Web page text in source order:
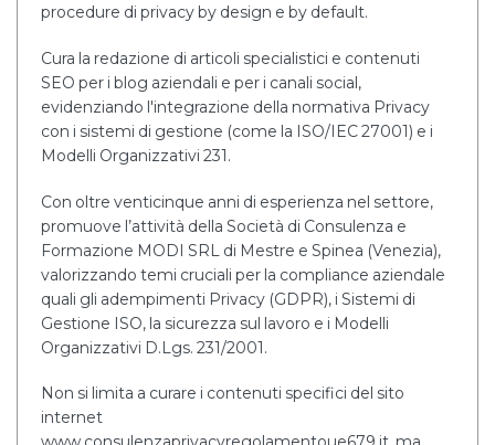
procedure di privacy by design e by default.
Cura la redazione di articoli specialistici e contenuti
SEO per i blog aziendali e per i canali social,
evidenziando l'integrazione della normativa Privacy
con i sistemi di gestione (come la ISO/IEC 27001) e i
Modelli Organizzativi 231.
Con oltre venticinque anni di esperienza nel settore,
promuove l’attività della Società di Consulenza e
Formazione MODI SRL di Mestre e Spinea (Venezia),
valorizzando temi cruciali per la compliance aziendale
quali gli adempimenti Privacy (GDPR), i Sistemi di
Gestione ISO, la sicurezza sul lavoro e i Modelli
Organizzativi D.Lgs. 231/2001.
Non si limita a curare i contenuti specifici del sito
internet